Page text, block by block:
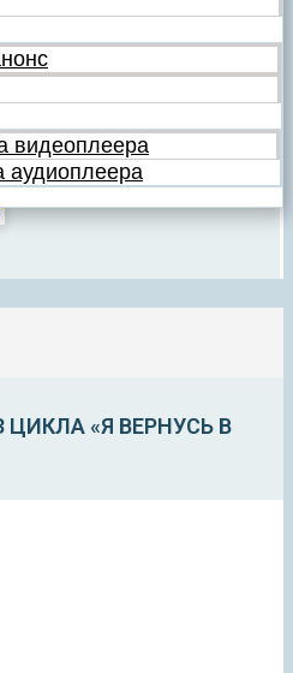
видеоплеера
аудиоплеера
«Я ВЕРНУСЬ В